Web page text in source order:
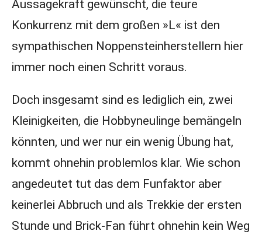
Aussagekraft gewünscht, die teure
Konkurrenz mit dem großen »L« ist den
sympathischen Noppensteinherstellern hier
immer noch einen Schritt voraus.
Doch insgesamt sind es lediglich ein, zwei
Kleinigkeiten, die Hobbyneulinge bemängeln
könnten, und wer nur ein wenig Übung hat,
kommt ohnehin problemlos klar. Wie schon
angedeutet tut das dem Funfaktor aber
keinerlei Abbruch und als Trekkie der ersten
Stunde und Brick-Fan führt ohnehin kein Weg